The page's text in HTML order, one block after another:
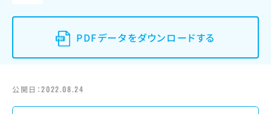
PDFデータをダウンロードする
公開日：2022.08.24